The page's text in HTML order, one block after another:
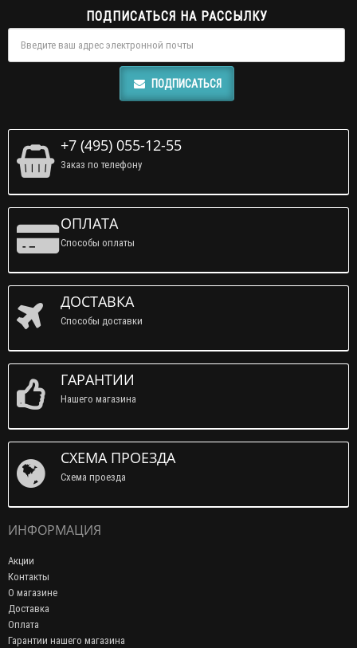
ПОДПИСАТЬСЯ НА РАССЫЛКУ
ПОДПИСАТЬСЯ
+7 (495) 055-12-55
Заказ по телефону
ОПЛАТА
Способы оплаты
ДОСТАВКА
Способы доставки
ГАРАНТИИ
Нашего магазина
СХЕМА ПРОЕЗДА
Схема проезда
ИНФОРМАЦИЯ
Акции
Контакты
О магазине
Доставка
Оплата
Гарантии нашего магазина